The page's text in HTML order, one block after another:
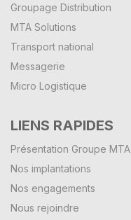
Groupage Distribution
MTA Solutions
Transport national
Messagerie
Micro Logistique
LIENS RAPIDES
Présentation Groupe MTA
Nos implantations
Nos engagements
Nous rejoindre